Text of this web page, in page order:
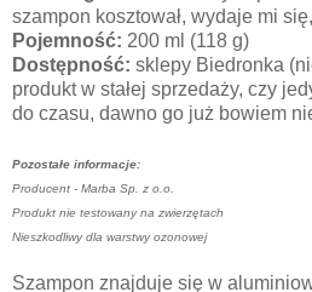
szampon kosztował, wydaje mi
Pojemność: 200 ml (118 g)
Dostępność: sklepy Biedronka
produkt w stałej sprzedaży, czy
do czasu, dawno go już bowiem
Pozostałe informacje:
Producent - Marba Sp. z o.o.
Produkt nie testowany na zwierzętach
Nieszkodliwy dla warstwy ozonowej
Szampon znajduje się w